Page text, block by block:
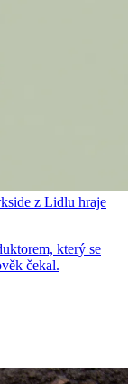
z Lidlu hraje
který se
čekal.